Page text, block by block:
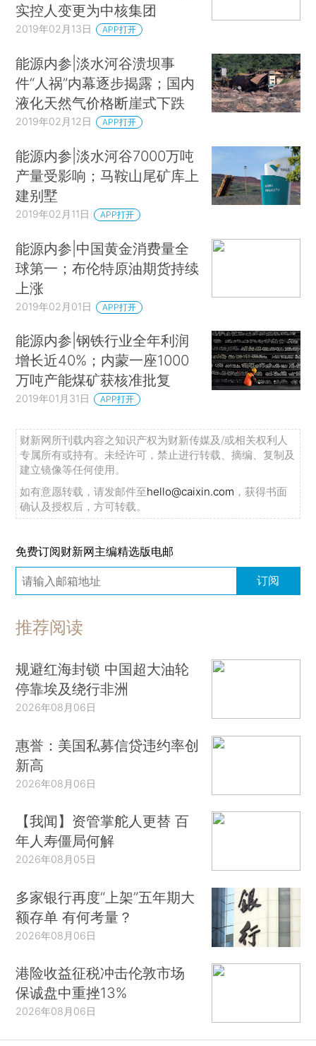
实控人变更为中核集团
2019年02月13日 APP打开
能源内参|淡水河谷溃坝事
件“人祸”内幕逐步揭露；国内
液化天然气价格断崖式下跌
2019年02月12日 APP打开
能源内参|淡水河谷7000万吨
产量受影响；马鞍山尾矿库上
建别墅
2019年02月11日 APP打开
能源内参|中国黄金消费量全
球第一；布伦特原油期货持续
上涨
2019年02月01日 APP打开
能源内参|钢铁行业全年利润
增长近40%；内蒙一座1000
万吨产能煤矿获核准批复
2019年01月31日 APP打开
财新网所刊载内容之知识产权为财新传媒及/或相关权利人
专属所有或持有。未经许可，禁止进行转载、摘编、复制及
建立镜像等任何使用。
如有意愿转载，请发邮件至hello@caixin.com ，获得书面
确认及授权后，方可转载。
免费订阅财新网主编精选版电邮
订阅
推荐阅读
规避红海封锁 中国超大油轮
停靠埃及绕行非洲
2026年08月06日
惠誉：美国私募信贷违约率创
新高
2026年08月06日
【我闻】资管掌舵人更替 百
年人寿僵局何解
2026年08月05日
多家银行再度“上架”五年期大
额存单 有何考量？
2026年08月06日
港险收益征税冲击伦敦市场
保诚盘中重挫13%
2026年08月06日